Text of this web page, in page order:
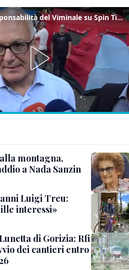
Gualtieri: "Responsabilità del Viminale su Spin Time? La posizione dei partiti è nota"
montagna,
a Nada Sanzin
Luigi Treu:
interessi»
di Gorizia: Rfi
dei cantieri entro